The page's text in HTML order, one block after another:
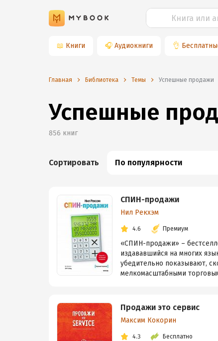
📖 Книги 🎧 Аудиокниги 👌
Главная Библиотека Темы успешные продажи
Успешные
856 книг
Сортировать По популярности
СПИН-продажи
Нил Рекхэм
4.6 Премиум
«СПИН-продажи» –
издававшийся на многих
убедительно показывают,
мелкомасштабными
Продажи это сервис
Максим Кокорин
4.3 Бесплатно